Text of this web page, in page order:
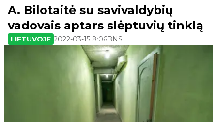
A. Bilotaitė su savivaldybių
vadovais aptars slėptuvių tinklą
LIETUVOJE 2022-03-15 8:06BNS